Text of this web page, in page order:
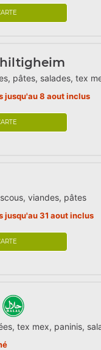
pâtes, salades, tex
jusqu'au 8 aout inclus
viandes, pâtes
jusqu'au 31 aout inclus
tex mex, paninis,